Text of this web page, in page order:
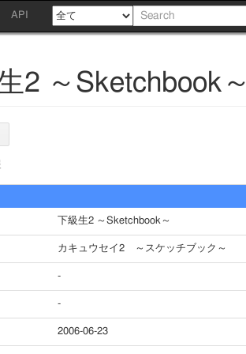
API
2 ～Sketchbook～
下級生2 ～Sketchbook～
カキュウセイ2 ～スケッチブック～
-
-
2006-06-23